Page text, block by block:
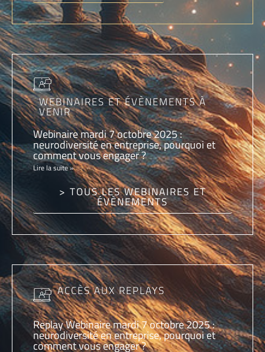
WEBINAIRES ET ÉVÈNEMENTS À
VENIR
Webinaire mardi 7 octobre 2025 :
neurodiversité en entreprise, pourquoi et
comment vous engager ?
Lire la suite »
> TOUS LES WEBINAIRES ET
ÉVÈNEMENTS
ACCÈS AUX REPLAYS
Replay Webinaire mardi 7 octobre 2025 :
neurodiversité en entreprise, pourquoi et
comment vous engager ?